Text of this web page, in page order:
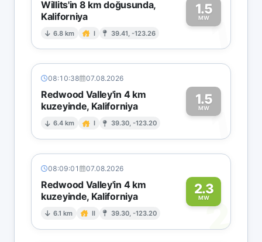
Willits'in 8 km doğusunda,
Kaliforniya
6.8 km I 39.41, -123.26
1.5
MW1
08:10:38 07.08.2026
Redwood Valley'in 4 km
kuzeyinde, Kaliforniya
6.4 km I 39.30, -123.20
1.5
MW1
08:09:01 07.08.2026
Redwood Valley'in 4 km
kuzeyinde, Kaliforniya
6.1 km II 39.30, -123.20
2.3
MW2